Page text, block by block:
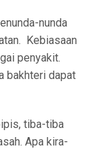
nunda
Kebiasaan
penyakit.
bakhteri dapat
tiba-tiba
Apa kira-